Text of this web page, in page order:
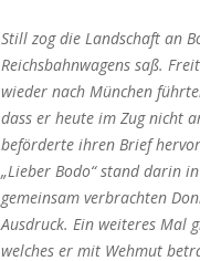
Still zog die Landschaft an
Reichsbahnwagens saß.
wieder nach München
dass er heute im Zug nicht
beförderte ihren Brief
„Lieber Bodo“ stand darin
gemeinsam verbrachten
Ausdruck. Ein weiteres Mal
welches er mit Wehmut